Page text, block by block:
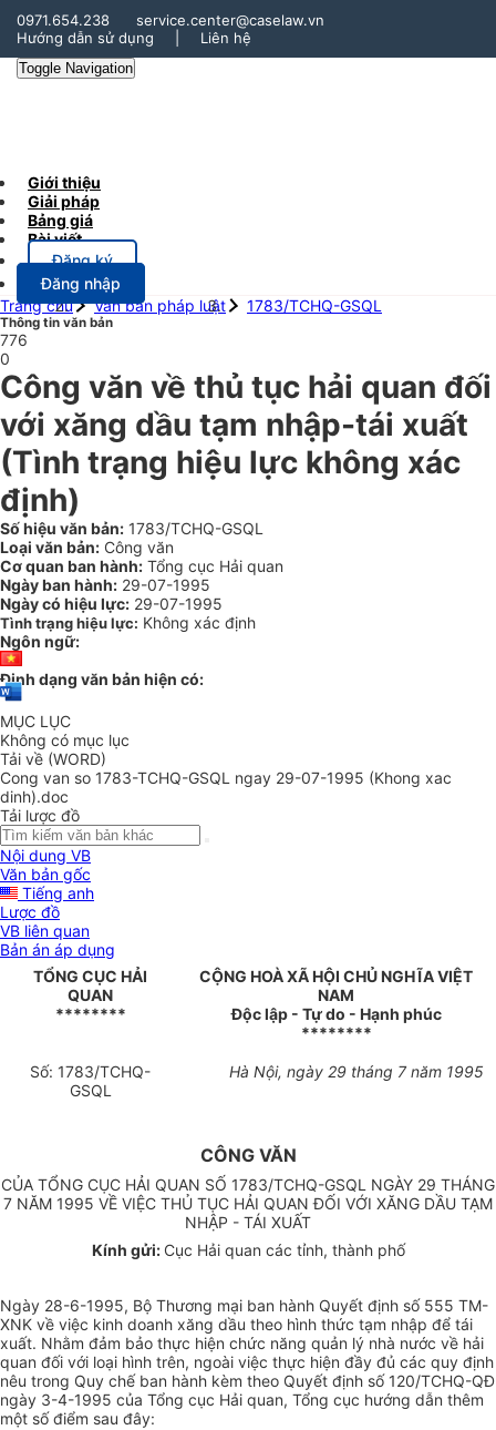
0971.654.238
service.center@caselaw.vn
Hướng dẫn sử dụng
Liên hệ
Toggle Navigation
Giới thiệu
Giải pháp
Bảng giá
Bài viết
Đăng ký
Đăng nhập
Trang chủ
Văn bản pháp luật 1783/TCHQ-GSQL
Thông tin văn bản
776
0
Công văn về thủ tục hải quan đối
với xăng dầu tạm nhập-tái xuất
(Tình trạng hiệu lực không xác
định)
Số hiệu văn bản: 1783/TCHQ-GSQL
Loại văn bản: Công văn
Cơ quan ban hành: Tổng cục Hải quan
Ngày ban hành: 29-07-1995
Ngày có hiệu lực: 29-07-1995
Tình trạng hiệu lực: Không xác định
Ngôn ngữ:
Định dạng văn bản hiện có:
MỤC LỤC
Không có mục lục
Tải về (WORD)
Cong van so 1783-TCHQ-GSQL ngay 29-07-1995 (Khong xac
dinh).doc
Tải lược đồ
Nội dung VB
Văn bản gốc
Tiếng anh
Lược đồ
VB liên quan
Bản án áp dụng
TỔNG CỤC HẢI
QUAN
********
CỘNG HOÀ XÃ HỘI CHỦ NGHĨA VIỆT
NAM
Độc lập - Tự do - Hạnh phúc
********
Số: 1783/TCHQ-
GSQL
Hà Nội, ngày 29 tháng 7 năm 1995
CÔNG VĂN
CỦA TỔNG CỤC HẢI QUAN SỐ 1783/TCHQ-GSQL NGÀY 29 THÁNG
7 NĂM 1995 VỀ VIỆC THỦ TỤC HẢI QUAN ĐỐI VỚI XĂNG DẦU TẠM
NHẬP - TÁI XUẤT
Kính gửi: Cục Hải quan các tỉnh, thành phố
Ngày 28-6-1995, Bộ Thương mại ban hành Quyết định số 555 TM-
XNK về việc kinh doanh xăng dầu theo hình thức tạm nhập để tái
xuất. Nhằm đảm bảo thực hiện chức năng quản lý nhà nước về hải
quan đối với loại hình trên, ngoài việc thực hiện đầy đủ các quy định
nêu trong Quy chế ban hành kèm theo Quyết định số 120/TCHQ-QĐ
ngày 3-4-1995 của Tổng cục Hải quan, Tổng cục hướng dẫn thêm
một số điểm sau đây: